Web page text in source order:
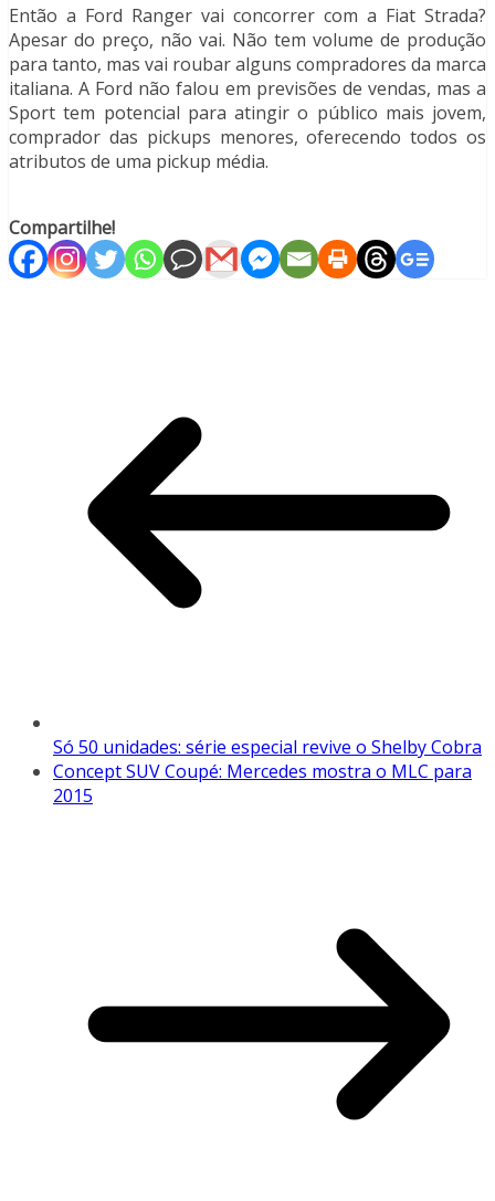
Então a Ford Ranger vai concorrer com a Fiat Strada?
Apesar do preço, não vai. Não tem volume de produção
para tanto, mas vai roubar alguns compradores da marca
italiana. A Ford não falou em previsões de vendas, mas a
Sport tem potencial para atingir o público mais jovem,
comprador das pickups menores, oferecendo todos os
atributos de uma pickup média.
Compartilhe!
Só 50 unidades: série especial revive o Shelby Cobra
Concept SUV Coupé: Mercedes mostra o MLC para
2015